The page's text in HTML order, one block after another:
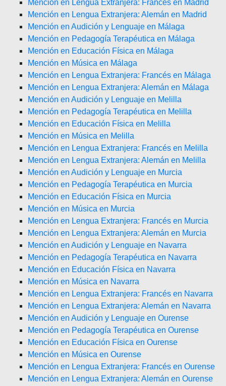
Mención en Lengua Extranjera: Francés en Madrid
Mención en Lengua Extranjera: Alemán en Madrid
Mención en Audición y Lenguaje en Málaga
Mención en Pedagogía Terapéutica en Málaga
Mención en Educación Física en Málaga
Mención en Música en Málaga
Mención en Lengua Extranjera: Francés en Málaga
Mención en Lengua Extranjera: Alemán en Málaga
Mención en Audición y Lenguaje en Melilla
Mención en Pedagogía Terapéutica en Melilla
Mención en Educación Física en Melilla
Mención en Música en Melilla
Mención en Lengua Extranjera: Francés en Melilla
Mención en Lengua Extranjera: Alemán en Melilla
Mención en Audición y Lenguaje en Murcia
Mención en Pedagogía Terapéutica en Murcia
Mención en Educación Física en Murcia
Mención en Música en Murcia
Mención en Lengua Extranjera: Francés en Murcia
Mención en Lengua Extranjera: Alemán en Murcia
Mención en Audición y Lenguaje en Navarra
Mención en Pedagogía Terapéutica en Navarra
Mención en Educación Física en Navarra
Mención en Música en Navarra
Mención en Lengua Extranjera: Francés en Navarra
Mención en Lengua Extranjera: Alemán en Navarra
Mención en Audición y Lenguaje en Ourense
Mención en Pedagogía Terapéutica en Ourense
Mención en Educación Física en Ourense
Mención en Música en Ourense
Mención en Lengua Extranjera: Francés en Ourense
Mención en Lengua Extranjera: Alemán en Ourense